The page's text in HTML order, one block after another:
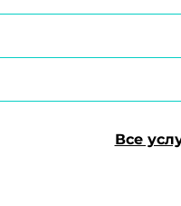
Все